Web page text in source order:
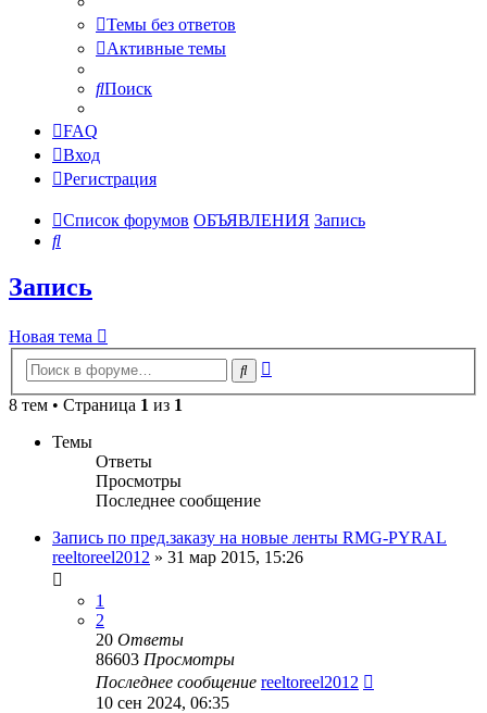
Темы без ответов
Активные темы
Поиск
FAQ
Вход
Регистрация
Список форумов ОБЪЯВЛЕНИЯ Запись
Поиск
Запись
Новая тема
Поиск
8 тем • Страница 1 из 1
Темы
Ответы
Просмотры
Последнее сообщение
Запись по пред.заказу на новые ленты RMG-PYRAL
reeltoreel2012 » 31 мар 2015, 15:26
1
2
20 Ответы
86603 Просмотры
Последнее сообщение reeltoreel2012
10 сен 2024, 06:35